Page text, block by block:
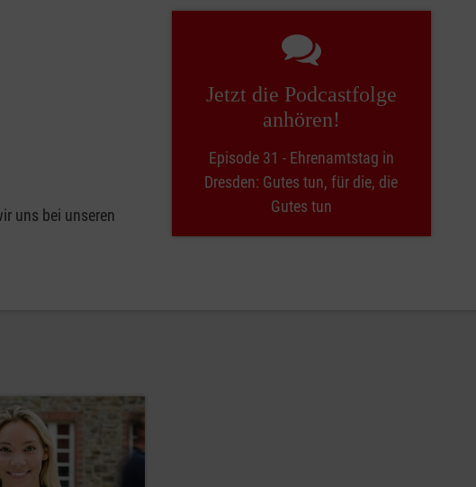
uns bei unseren
Jetzt die Podcastfolge
anhören!
Episode 31 - Ehrenamtstag in
Dresden: Gutes tun, für die, die
Gutes tun